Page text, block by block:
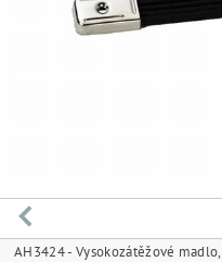
AH3424 - Vysokozátěžové